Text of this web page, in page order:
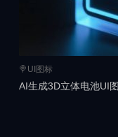
🍭UI图标
AI生成3D立体电池UI